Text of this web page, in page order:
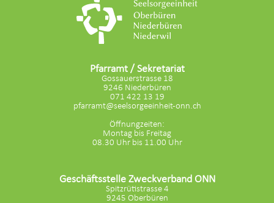
Pfarramt / Sekretariat
Gossauerstrasse 18
9246 Niederbüren
071 422 13 19
pfarramt@seelsorgeeinheit-onn.ch
Öffnungzeiten:
Montag bis Freitag
08.30 Uhr bis 11.00 Uhr
Geschäftsstelle Zweckverband ONN
Spitzrütistrasse 4
9245 Oberbüren